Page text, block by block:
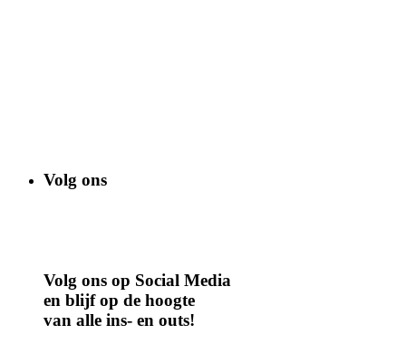
Volg ons
Volg ons op Social Media
en blijf op de hoogte
van alle ins- en outs!